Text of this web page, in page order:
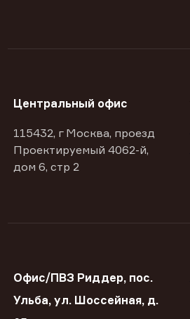
Центральный офис
115432, г Москва, проезд
Проектируемый 4062-й,
дом 6, стр 2
Офис/ПВЗ Риддер, пос.
Ульба, ул. Шоссейная, д.